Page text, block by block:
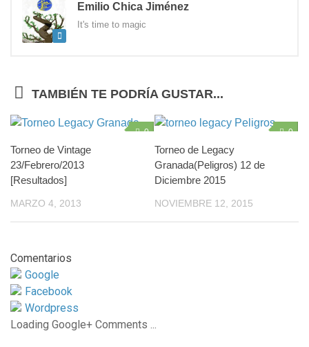
Emilio Chica Jiménez
It's time to magic
TAMBIÉN TE PODRÍA GUSTAR...
0
Torneo de Vintage
23/Febrero/2013
[Resultados]
MARZO 4, 2013
0
Torneo de Legacy
Granada(Peligros) 12 de
Diciembre 2015
NOVIEMBRE 12, 2015
Comentarios
Google
Facebook
Wordpress
Loading Google+ Comments ...